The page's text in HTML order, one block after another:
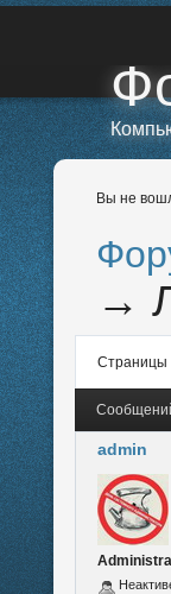
Вы не
→
Страницы
admin